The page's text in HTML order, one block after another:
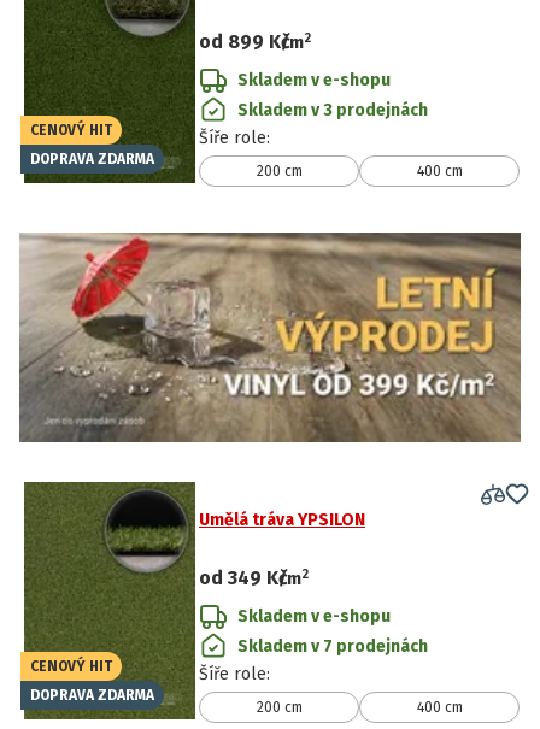
CENOVÝ HIT
DOPRAVA ZDARMA
od 899 Kč
/m2
Skladem v e-shopu
Skladem v 3 prodejnách
Šíře role:
200 cm 400 cm
CENOVÝ HIT
DOPRAVA ZDARMA
Umělá tráva YPSILON
od 349 Kč
/m2
Skladem v e-shopu
Skladem v 7 prodejnách
Šíře role:
200 cm 400 cm